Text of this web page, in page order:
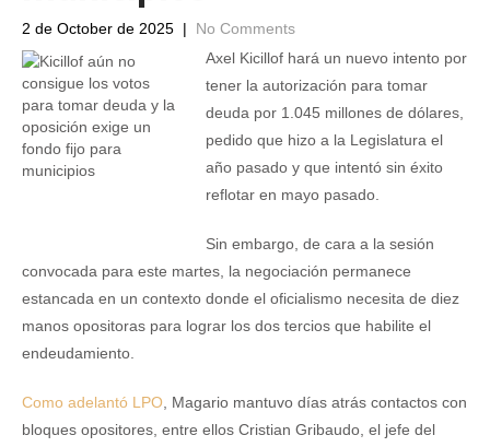
2 de October de 2025 | No Comments
Axel Kicillof hará un nuevo intento por
tener la autorización para tomar
deuda por 1.045 millones de dólares,
pedido que hizo a la Legislatura el
año pasado y que intentó sin éxito
reflotar en mayo pasado.
Sin embargo, de cara a la sesión
convocada para este martes, la negociación permanece
estancada en un contexto donde el oficialismo necesita de diez
manos opositoras para lograr los dos tercios que habilite el
endeudamiento.
Como adelantó LPO , Magario mantuvo días atrás contactos con
bloques opositores, entre ellos Cristian Gribaudo, el jefe del